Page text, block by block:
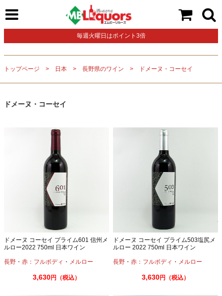
毎週火曜日はポイント3倍
トップページ 日本 長野県のワイン ドメーヌ・コーセイ
ドメーヌ・コーセイ
ドメーヌ コーセイ プライム601 信州メ
ルロー2022 750ml 日本ワイン
長野 ・ 赤：フルボディ ・ メルロー
3,630円（税込）
ドメーヌ コーセイ プライム503塩尻メ
ルロー 2022 750ml 日本ワイン
長野 ・赤：フルボディ ・ メルロー
3,630円（税込）